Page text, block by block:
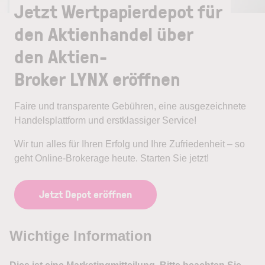
Jetzt Wertpapierdepot für
den Aktienhandel über
den Aktien-
Broker LYNX eröffnen
Faire und transparente Gebühren, eine ausgezeichnete
Handelsplattform und erstklassiger Service!
Wir tun alles für Ihren Erfolg und Ihre Zufriedenheit – so
geht Online-Brokerage heute. Starten Sie jetzt!
Jetzt Depot eröffnen